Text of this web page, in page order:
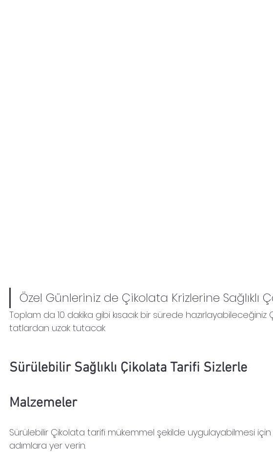
Özel Günleriniz de Çikolata Krizlerine Sağlıklı
Toplam da 10 dakika gibi kısacık bir sürede hazırlayabileceğiniz
tatlardan uzak tutacak
Sürülebilir Sağlıklı Çikolata Tarifi Sizlerle
Malzemeler
Sürülebilir Çikolata tarifi mükemmel şekilde uygulayabilmesi
adımlara yer verin.